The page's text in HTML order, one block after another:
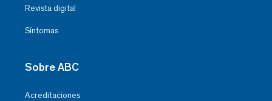
Revista digital
Síntomas
Sobre ABC
Acreditaciones